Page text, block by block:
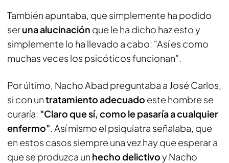
También apuntaba, que simplemente ha podido
seruna alucinación que le ha dicho haz esto y
simplemente lo ha llevado a cabo: "Así es como
muchas veces los psicóticos funcionan".
Por último, Nacho Abad preguntaba a José Carlos,
si con untratamiento adecuado este hombre se
curaría: "Claro que sí, como le pasaría a cualquier
enfermo". Así mismo el psiquiatra señalaba, que
en estos casos siempre una vez hay que esperar a
que se produzca un hecho delictivoy Nacho